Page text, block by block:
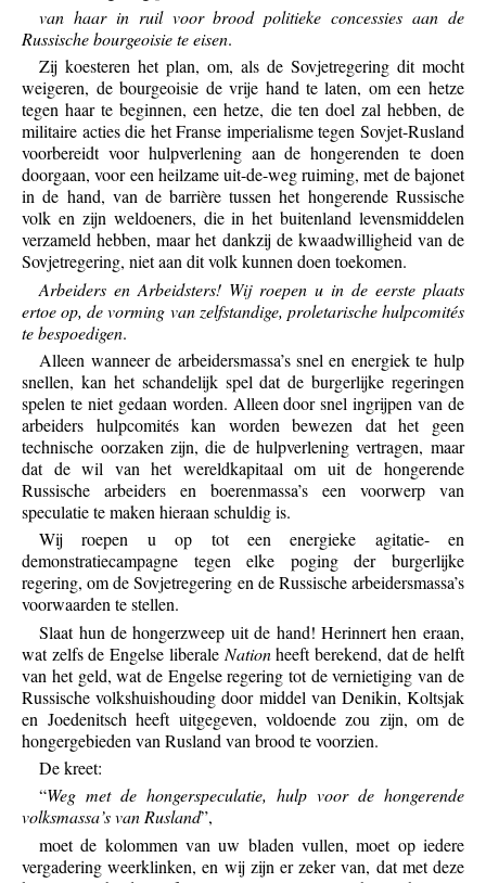
van haar in ruil voor brood politieke concessies aan de
Russische bourgeoisie te eisen.
Zij koesteren het plan, om, als de Sovjetregering dit mocht
weigeren, de bourgeoisie de vrije hand te laten, om een hetze
tegen haar te beginnen, een hetze, die ten doel zal hebben, de
militaire acties die het Franse imperialisme tegen Sovjet-Rusland
voorbereidt voor hulpverlening aan de hongerenden te doen
doorgaan, voor een heilzame uit-de-weg ruiming, met de bajonet
in de hand, van de barrière tussen het hongerende Russische
volk en zijn weldoeners, die in het buitenland levensmiddelen
verzameld hebben, maar het dankzij de kwaadwilligheid van de
Sovjetregering, niet aan dit volk kunnen doen toekomen.
Arbeiders en Arbeidsters! Wij roepen u in de eerste plaats
ertoe op, de vorming van zelfstandige, proletarische hulpcomités
te bespoedigen.
Alleen wanneer de arbeidersmassa’s snel en energiek te hulp
snellen, kan het schandelijk spel dat de burgerlijke regeringen
spelen te niet gedaan worden. Alleen door snel ingrijpen van de
arbeiders hulpcomités kan worden bewezen dat het geen
technische oorzaken zijn, die de hulpverlening vertragen, maar
dat de wil van het wereldkapitaal om uit de hongerende
Russische arbeiders en boerenmassa’s een voorwerp van
speculatie te maken hieraan schuldig is.
Wij roepen u op tot een energieke agitatie- en
demonstratiecampagne tegen elke poging der burgerlijke
regering, om de Sovjetregering en de Russische arbeidersmassa’s
voorwaarden te stellen.
Slaat hun de hongerzweep uit de hand! Herinnert hen eraan,
wat zelfs de Engelse liberale Nationheeft berekend, dat de helft
van het geld, wat de Engelse regering tot de vernietiging van de
Russische volkshuishouding door middel van Denikin, Koltsjak
en Joedenitsch heeft uitgegeven, voldoende zou zijn, om de
hongergebieden van Rusland van brood te voorzien.
De kreet:
“Weg met de hongerspeculatie, hulp voor de hongerende
volksmassa’s van Rusland”,
moet de kolommen van uw bladen vullen, moet op iedere
vergadering weerklinken, en wij zijn er zeker van, dat met deze